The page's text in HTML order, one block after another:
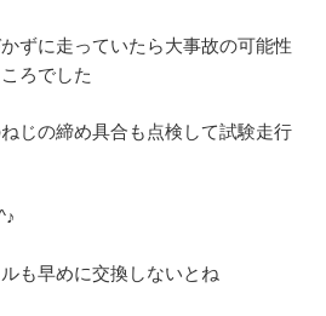
ずに走っていたら大事故の可能性
ろでした
じの締め具合も点検して試験走行
も早めに交換しないとね